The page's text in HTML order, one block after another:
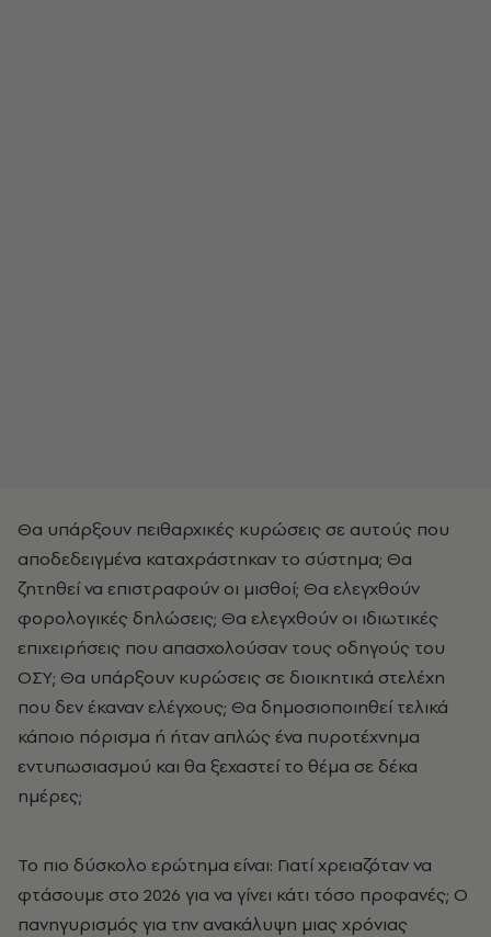
Θα υπάρξουν πειθαρχικές κυρώσεις σε αυτούς που
αποδεδειγμένα καταχράστηκαν το σύστημα; Θα
ζητηθεί να επιστραφούν οι μισθοί; Θα ελεγχθούν
φορολογικές δηλώσεις; Θα ελεγχθούν οι ιδιωτικές
επιχειρήσεις που απασχολούσαν τους οδηγούς του
ΟΣΥ; Θα υπάρξουν κυρώσεις σε διοικητικά στελέχη
που δεν έκαναν ελέγχους; Θα δημοσιοποιηθεί τελικά
κάποιο πόρισμα ή ήταν απλώς ένα πυροτέχνημα
εντυπωσιασμού και θα ξεχαστεί το θέμα σε δέκα
ημέρες;
Το πιο δύσκολο ερώτημα είναι: Γιατί χρειαζόταν να
φτάσουμε στο 2026 για να γίνει κάτι τόσο προφανές; Ο
πανηγυρισμός για την ανακάλυψη μιας χρόνιας